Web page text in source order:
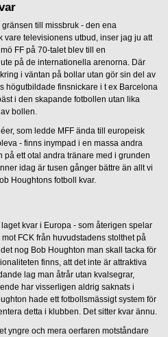
till missbruk - den ena
vare televisionens utbud, inser jag ju att
FF på 70-talet blev till en
på de internationella arenorna. Där
i väntan på bollar utan gör sin del av
högutbildade finsnickare i t ex Barcelona
i den skapande fotbollen utan lika
bollen.
som ledde MFF ända till europeisk
- finns inympad i en massa andra
ett otal andra tränare med i grunden
idag är tusen gånger bättre än allt vi
Houghtons fotboll kvar.
kvar i Europa - som återigen spelar
FCK från huvudstadens stolthet på
nog Bob Houghton man skall tacka för
finns, att det inte är attraktiva
lag man åtrår utan kvalsegrar,
har visserligen aldrig saknats i
hade ett fotbollsmässigt system för
detta i klubben. Det sitter kvar ännu.
yngre och mera oerfaren motståndare